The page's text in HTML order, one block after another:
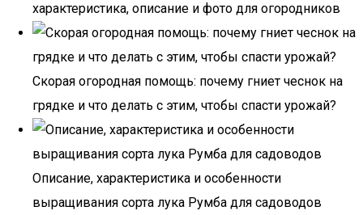
характеристика, описание и фото для огородников
Скорая огородная помощь: почему гниет чеснок на
грядке и что делать с этим, чтобы спасти урожай?
Описание, характеристика и особенности
выращивания сорта лука Румба для садоводов